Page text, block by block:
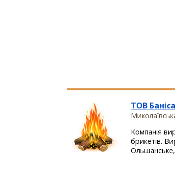
ТОВ
Компанія
брикетів.
Ольшанське,